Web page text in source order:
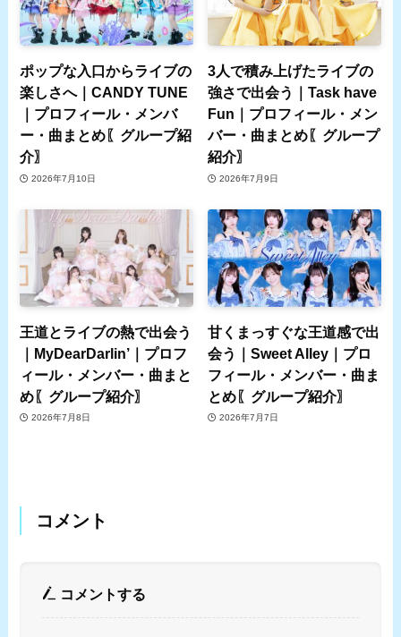
ポップな入口からライブの
楽しさへ｜CANDY TUNE
｜プロフィール・メンバ
ー・曲まとめ〖グループ紹
介〗
2026年7月10日
3人で積み上げたライブの
強さで出会う｜Task have
Fun｜プロフィール・メン
バー・曲まとめ〖グループ
紹介〗
2026年7月9日
王道とライブの熱で出会う
｜MyDearDarlin’｜プロフ
ィール・メンバー・曲まと
め〖グループ紹介〗
2026年7月8日
甘くまっすぐな王道感で出
会う｜Sweet Alley｜プロ
フィール・メンバー・曲ま
とめ〖グループ紹介〗
2026年7月7日
コメント
コメントする